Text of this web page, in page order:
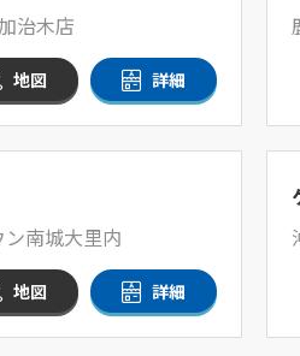
治木店
地図 詳細
南城大里内
地図 詳細